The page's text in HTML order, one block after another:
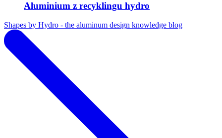
Aluminium z recyklingu hydro
Shapes by Hydro - the aluminum design knowledge blog